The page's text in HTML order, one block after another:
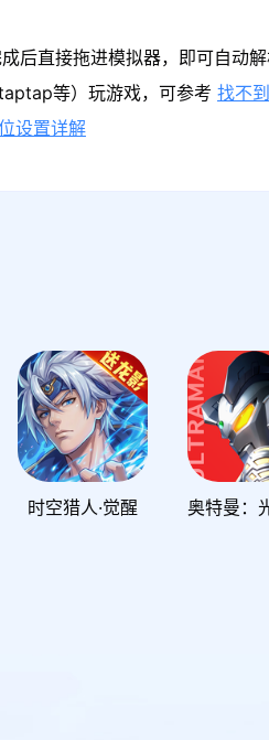
直接拖进模拟器，即可自动解
等）玩游戏，可参考 找不
设置详解
时空猎人·觉醒